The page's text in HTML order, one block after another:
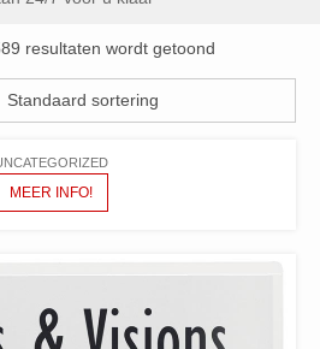
resultaten wordt getoond
MEER INFO!